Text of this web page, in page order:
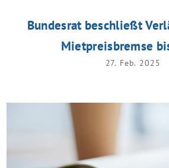
Bundesrat beschließt
Mietpreisbremse
27. Feb. 2025